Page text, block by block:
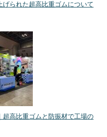
げられた超高比重ゴムについて
高比重ゴムと防振材で工場の